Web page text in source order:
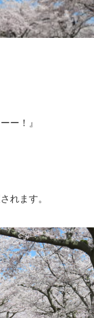
ー！』
れます。